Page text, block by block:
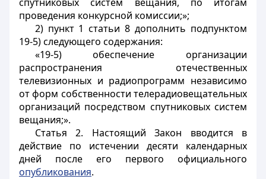
проведения конкурсной комиссии;»;
2) пункт 1 статьи 8 дополнить подпунктом
19-5) следующего содержания:
«19-5) обеспечение организации
распространения отечественных
телевизионных и радиопрограмм независимо
от форм собственности телерадиовещательных
организаций посредством спутниковых систем
вещания;».
Статья 2. Настоящий Закон вводится в
действие по истечении десяти календарных
дней после его первого официального
опубликования.